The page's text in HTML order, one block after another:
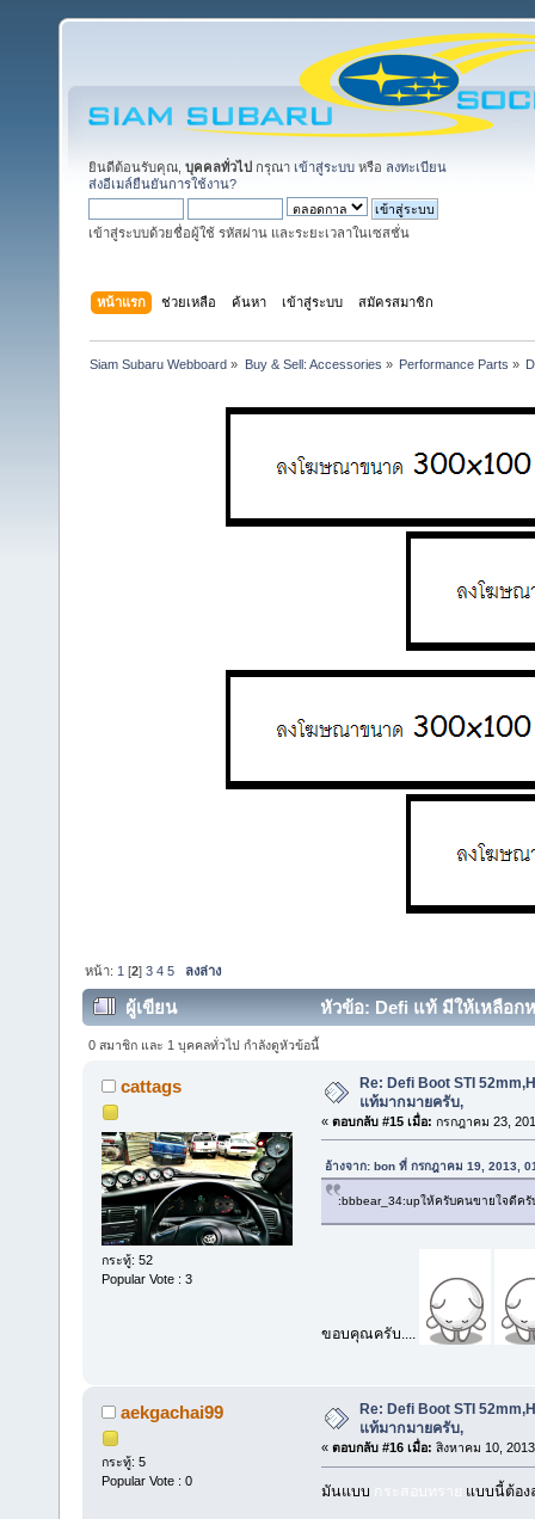
ยินดีต้อนรับคุณ, บุคคลทั่วไป กรุณา เข้าสู่ระบบ หรือ ลงทะเบียน
ส่งอีเมล์ยืนยันการใช้งาน?
เข้าสู่ระบบด้วยชื่อผู้ใช้ รหัสผ่าน และระยะเวลาในเซสชั่น
หน้าแรก ช่วยเหลือ ค้นหา เข้าสู่ระบบ สมัครสมาชิก
Siam Subaru Webboard » Buy & Sell: Accessories » Performance Parts »
หน้า: 1 [2]3 4 5 ลงล่าง
ผู้เขียน หัวข้อ: Defi แท้ มีให้เหลือก
0 สมาชิก และ 1 บุคคลทั่วไป กำลังดูหัวข้อนี้
cattags
กระทู้: 52
Popular Vote : 3
Re: Defi Boot STI
แท้มากมายครับ,
« ตอบกลับ #15 เมื่อ: กรกฎาคม 23,
อ้างจาก: bon ที่ กรกฎาคม 19, 2013,
:bbbear_34:upให้ครับคนขายใจดีครั
ขอบคุณครับ....
aekgachai99
กระทู้: 5
Popular Vote : 0
Re: Defi Boot STI
แท้มากมายครับ,
« ตอบกลับ #16 เมื่อ: สิงหาคม 10,
มันแบบ กระสอบทราย แบบนี้ต้อง